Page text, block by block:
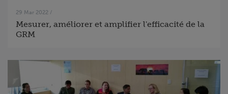
29 Mar 2022 /
Mesurer, améliorer et amplifier l'efficacité de la
GRM